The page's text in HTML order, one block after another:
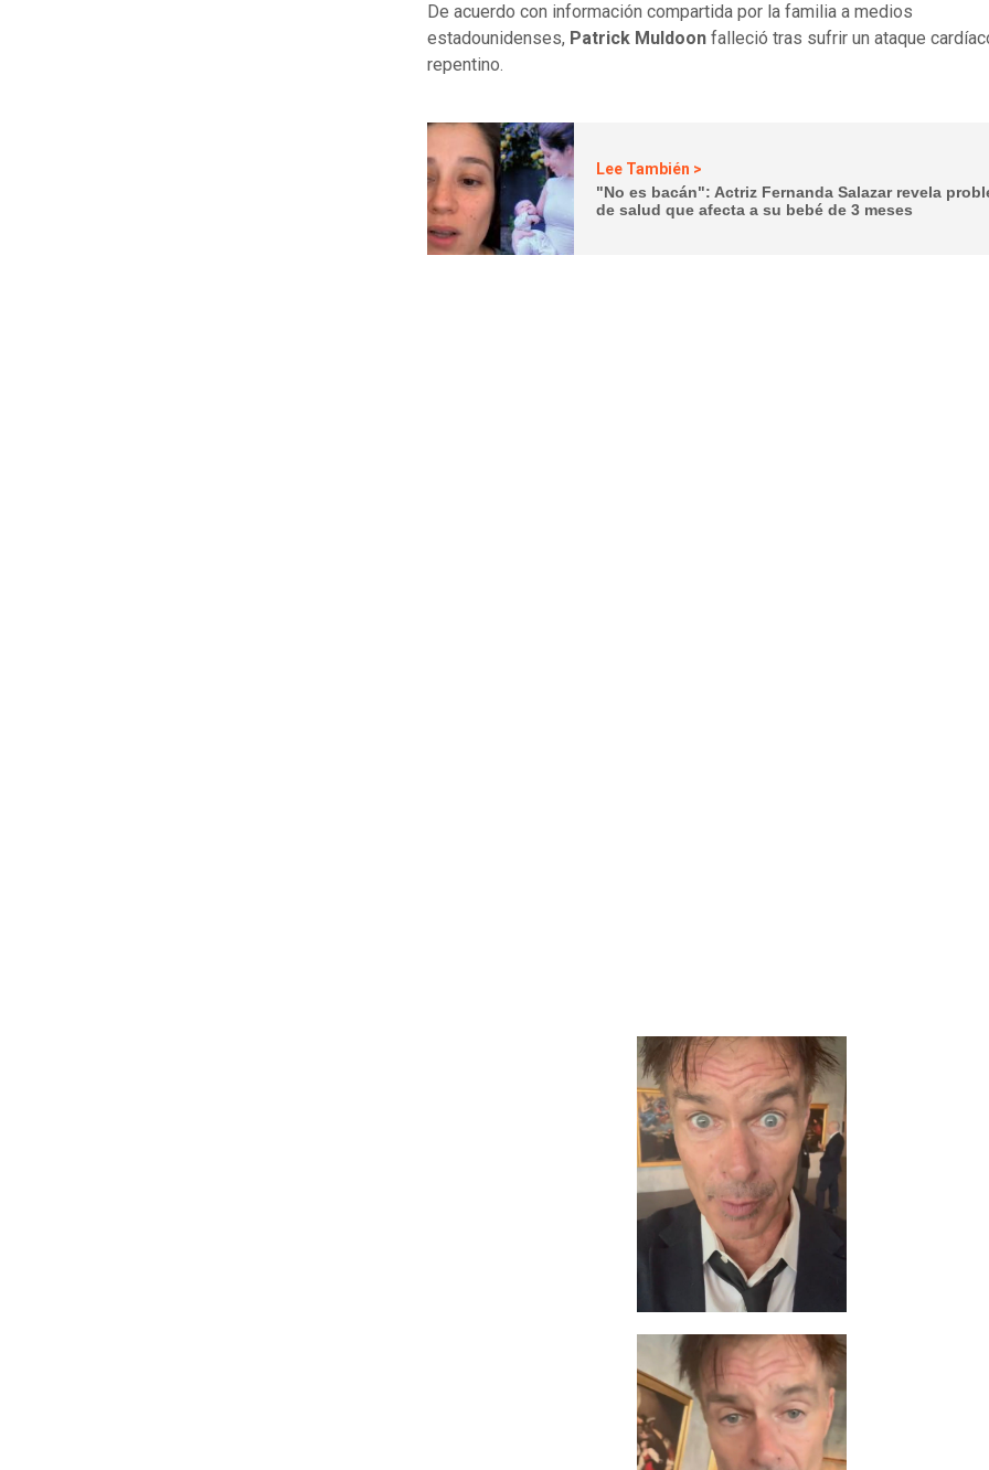
De acuerdo con información compartida por la familia a medios
estadounidenses, Patrick Muldoon falleció tras sufrir un ataque
repentino.
Lee También >
"No es bacán": Actriz Fernanda Salazar revela
de salud que afecta a su bebé de 3 meses